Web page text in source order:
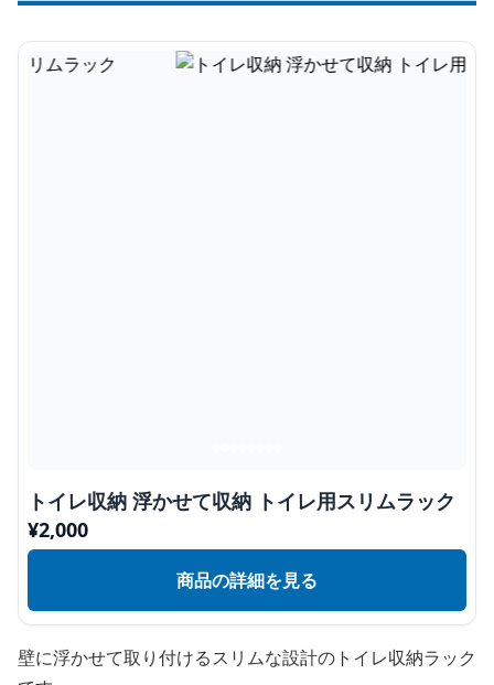
トイレ収納 浮かせて収納 トイレ用スリムラック
¥2,000
商品の詳細を見る
壁に浮かせて取り付けるスリムな設計のトイレ収納ラック